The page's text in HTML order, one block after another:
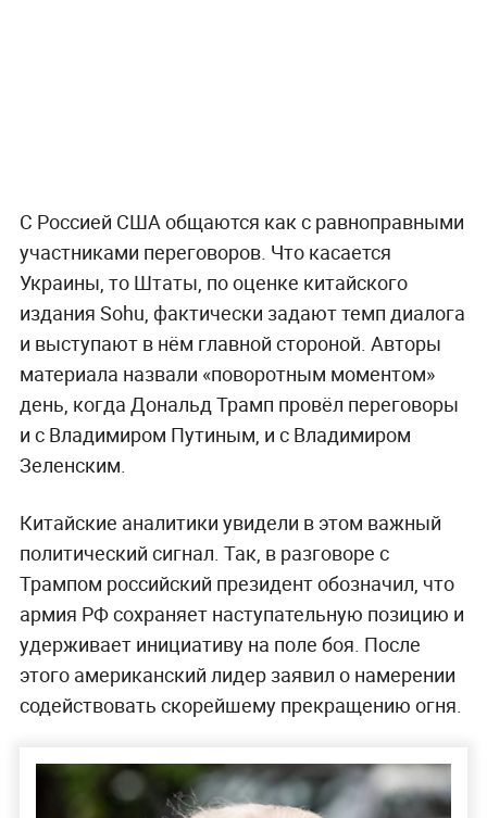
С Россией США общаются как с равноправными
участниками переговоров. Что касается
Украины, то Штаты, по оценке китайского
издания Sohu, фактически задают темп диалога
и выступают в нём главной стороной. Авторы
материала назвали «поворотным моментом»
день, когда Дональд Трамп провёл переговоры
и с Владимиром Путиным, и с Владимиром
Зеленским.
Китайские аналитики увидели в этом важный
политический сигнал. Так, в разговоре с
Трампом российский президент обозначил, что
армия РФ сохраняет наступательную позицию и
удерживает инициативу на поле боя. После
этого американский лидер заявил о намерении
содействовать скорейшему прекращению огня.